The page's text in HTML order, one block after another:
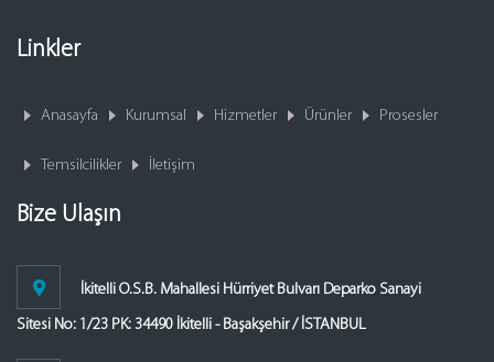
Linkler
Anasayfa Kurumsal Hizmetler Ürünler Prosesler
Temsilcilikler İletişim
Bize Ulaşın
İkitelli O.S.B. Mahallesi Hürriyet Bulvarı Deparko Sanayi
Sitesi No: 1/23 PK: 34490 İkitelli - Başakşehir / İSTANBUL